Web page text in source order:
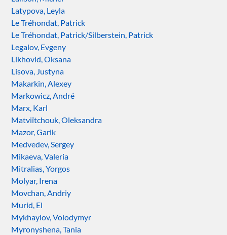
Latypova, Leyla
Le Tréhondat, Patrick
Le Tréhondat, Patrick/Silberstein, Patrick
Legalov, Evgeny
Likhovid, Oksana
Lisova, Justyna
Makarkin, Alexey
Markowicz, André
Marx, Karl
Matviïtchouk, Oleksandra
Mazor, Garik
Medvedev, Sergey
Mikaeva, Valeria
Mitralias, Yorgos
Molyar, Irena
Movchan, Andriy
Murid, El
Mykhaylov, Volodymyr
Myronyshena, Tania